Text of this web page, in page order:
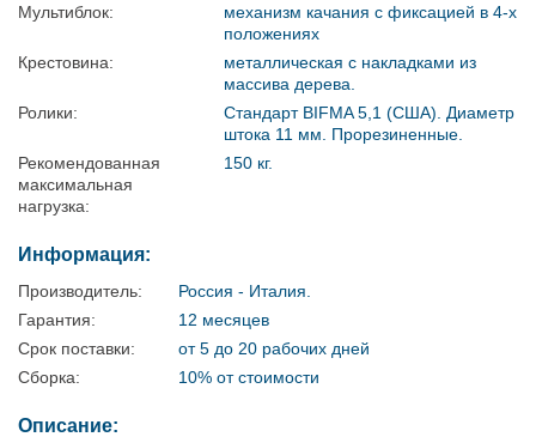
Мультиблок:
механизм качания с фиксацией в 4-х
положениях
Крестовина:
металлическая с накладками из
массива дерева.
Ролики:
Стандарт BIFMA 5,1 (США). Диаметр
штока 11 мм. Прорезиненные.
Рекомендованная
максимальная
нагрузка:
150 кг.
Информация:
Производитель:
Россия - Италия.
Гарантия:
12 месяцев
Срок поставки:
от 5 до 20 рабочих дней
Сборка:
10% от стоимости
Описание: